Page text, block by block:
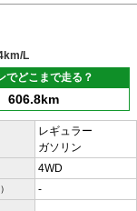
L
でどこまで走る？
606.8km
レギュラー
ガソリン
4WD
-